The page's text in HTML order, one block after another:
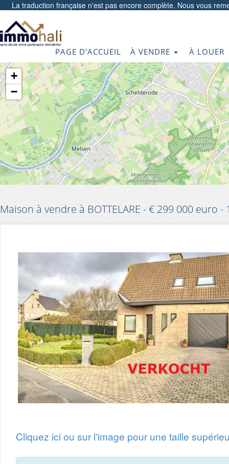
La traduction française n'est pas encore complète. Nous vous
PAGE D'ACCUEIL À VENDRE À LOUER
+
−
Maison à vendre à BOTTELARE - € 299 000 euro -
Cliquez ici ou sur l'image pour une taille